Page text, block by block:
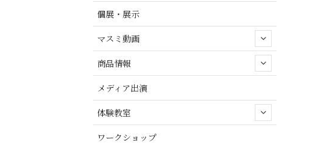
個展・展示
マスミ動画
商品情報
メディア出演
体験教室
ワークショップ